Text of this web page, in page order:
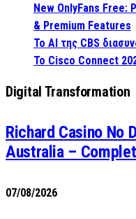
New OnlyFans
& Premium Features
Το AI της CBS
Το Cisco Connect
Digital Transformation
Richard Casino No
Australia –
07/08/2026